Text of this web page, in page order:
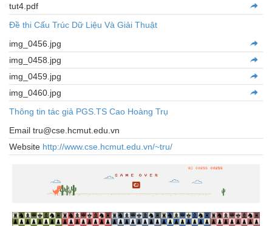
tut4.pdf
Đề thi Cấu Trúc Dữ Liệu Và Giải Thuật
img_0456.jpg
img_0458.jpg
img_0459.jpg
img_0460.jpg
Thông tin tác giả PGS.TS Cao Hoàng Trụ
Email tru@cse.hcmut.edu.vn
Website http://www.cse.hcmut.edu.vn/~tru/